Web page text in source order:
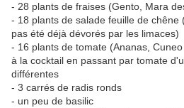
- 28 plants de fraises (Gento, Mara
- 18 plants de salade feuille de chêne
pas été déjà dévorés par les limaces)
- 16 plants de tomate (Ananas,
à la cocktail en passant par tomate
différentes
- 3 carrés de radis ronds
- un peu de basilic